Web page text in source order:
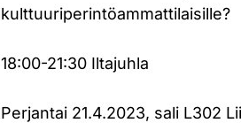
kulttuuriperintöammattilaisille?
18:00-21:30 Iltajuhla
Perjantai 21.4.2023, sali L302